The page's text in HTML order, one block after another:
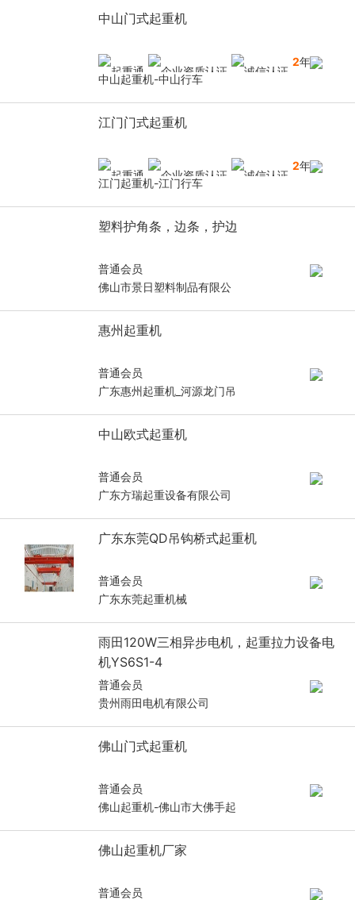
中山门式起重机
2年
中山起重机-中山行车
江门门式起重机
2年
江门起重机-江门行车
塑料护角条，边条，护边
普通会员
佛山市景日塑料制品有限公
惠州起重机
普通会员
广东惠州起重机_河源龙门吊
中山欧式起重机
普通会员
广东方瑞起重设备有限公司
广东东莞QD吊钩桥式起重机
普通会员
广东东莞起重机械
雨田120W三相异步电机，起重拉力设备电
机YS6S1-4
普通会员
贵州雨田电机有限公司
佛山门式起重机
普通会员
佛山起重机-佛山市大佛手起
佛山起重机厂家
普通会员